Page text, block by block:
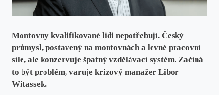
Montovny kvalifikované lidi nepotřebují. Český
průmysl, postavený na montovnách a levné pracovní
síle, ale konzervuje špatný vzdělávací systém. Začíná
to být problém, varuje krizový manažer Libor
Witassek.